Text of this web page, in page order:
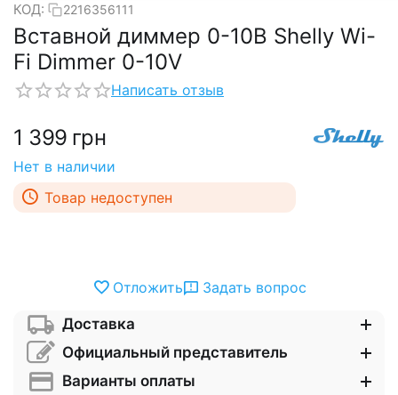
КОД: 2216356111
Вставной диммер 0-10В Shelly Wi-
Fi Dimmer 0-10V
Написать отзыв
1 399 грн
Нет в наличии
Товар недоступен
Отложить Задать вопрос
Доставка
Официальный представитель
Варианты оплаты